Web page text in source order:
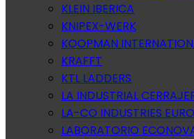
KLEIN IBERICA
KNIPEX-WERK
KOOPMAN
KRAFFT
KTL LADDERS
LA INDUSTRIAL
LA-CO INDUSTRIES
LABORATORIO